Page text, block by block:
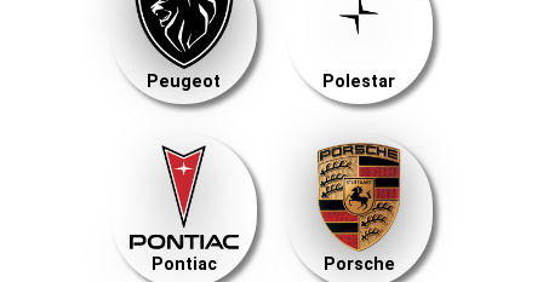
Peugeot Polestar
Pontiac Porsche